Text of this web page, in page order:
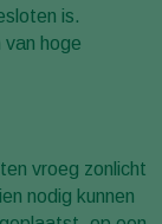
is.
van hoge
vroeg zonlicht
nodig kunnen